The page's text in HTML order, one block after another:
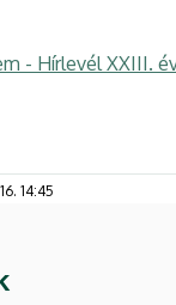
- Hírlevél XXIII.
14:45